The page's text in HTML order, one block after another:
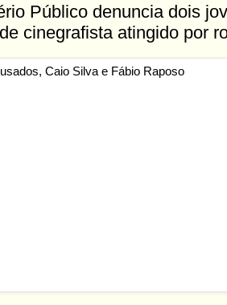
Público denuncia dois
cinegrafista atingido por